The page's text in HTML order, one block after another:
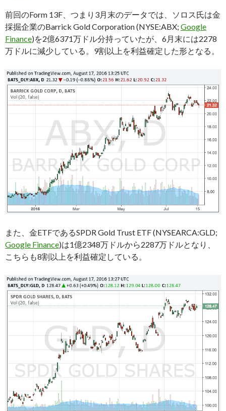
前回のForm 13F、つまり3月末のデータでは、ソロス氏は金
採掘企業のBarrick Gold Corporation (NYSE:ABX; Google
Finance)を2億6371万ドル分持っていたが、6月末には2278
万ドルに減少している。9割以上を利益確定した形となる。
また、金ETFであるSPDR Gold Trust ETF (NYSEARCA:GLD;
Google Finance)は1億2348万ドルから2287万ドルとなり、
こちらも8割以上を利益確定している。